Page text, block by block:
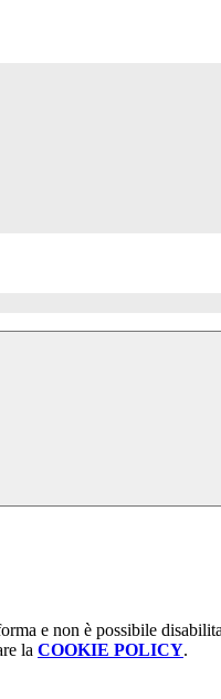
e non è possibile
la COOKIE POLICY.